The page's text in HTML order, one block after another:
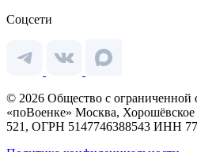
Соцсети
© 2026 Общество с ограниченной
«поВоенке» Москва,
521, ОГРН 5147746388543 ИНН